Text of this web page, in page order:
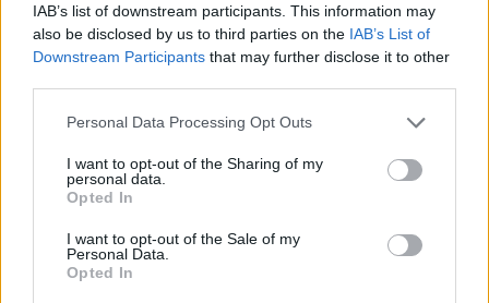
IAB’s list of downstream participants. This information may
also be disclosed by us to third parties on the IAB’s List of
Downstream Participants that may further disclose it to other
Personal Data Processing Opt Outs
I want to opt-out of the Sharing of my
personal data.
Opted In
I want to opt-out of the Sale of my
Personal Data.
Opted In